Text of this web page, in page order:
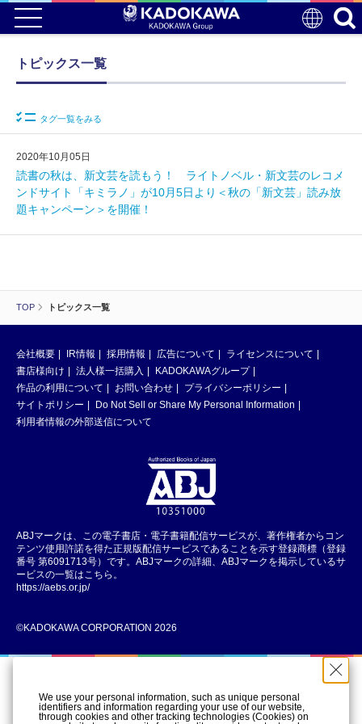
TOP トピックス一覧
トピックス一覧
タグ一覧をみる
2020年10月05日
読書の秋は、新文芸を読もう！ ライトノベル・新文芸のレコメ
ンドサイト「キミラノ」が10月5日より＜秋の「新文芸」読み放
題キャンペーン＞を開催！
会社概要 IR情報 採用情報 広告について
ライセンスについて
書店様向け
法人様一括購入
KADOKAWAグループ
作品の利用について
お問い合わせ
プライバシーポリシー
サイトポリシー
Do Not Sell or Share My Personal Information
利用者情報の外部送信について
ABJマークは、この電子書店・電子書籍配信サービスが、著作権者からコン
テンツ使用許諾を得た正規版配信サービスであることを示す登録商標（登録
番号 第6091713号）です。ABJマークの詳細、ABJマークを掲示しているサ
ービスの一覧はこちら。
https://aebs.or.jp/
©KADOKAWA CORPORATION 2026
We use your personal information, such as unique personal
identifiers and information regarding your use of our website,
through cookies and other tracking technologies (Cookies) on